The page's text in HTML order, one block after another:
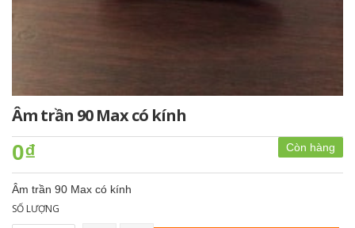
Âm trần 90 Max có kính
Còn hàng
0₫
Âm trần 90 Max có kính
SỐ LƯỢNG